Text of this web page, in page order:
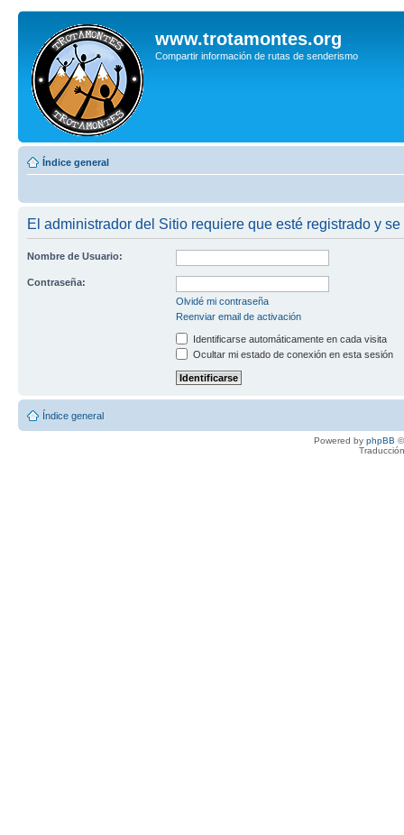
www.trotamontes.org
Compartir información de rutas de senderismo
Índice general
El administrador del Sitio requiere que esté registrado y
Nombre de Usuario:
Contraseña:
Olvidé mi contraseña
Reenviar email de activación
Identificarse automáticamente en cada visita
Ocultar mi estado de conexión en esta sesión
Índice general
Powered by phpBB